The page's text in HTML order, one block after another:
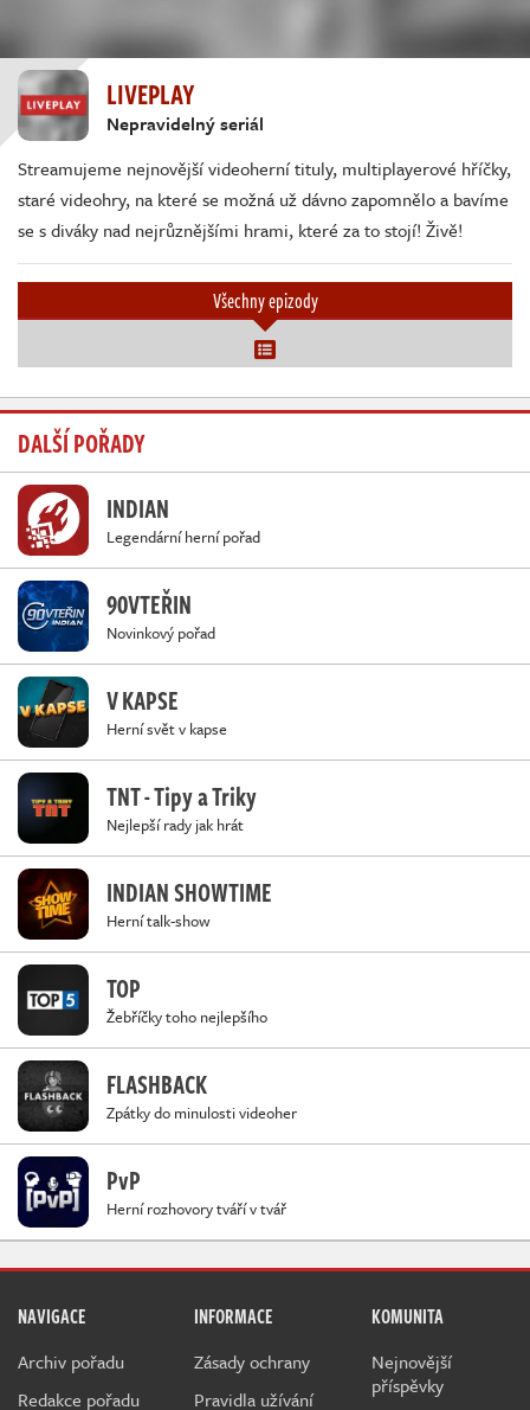
LIVEPLAY
Nepravidelný seriál
Streamujeme nejnovější videoherní tituly, multiplayerové hříčky,
staré videohry, na které se možná už dávno zapomnělo a bavíme
se s diváky nad nejrůznějšími hrami, které za to stojí! Živě!
Všechny epizody
DALŠÍ POŘADY
INDIAN
Legendární herní pořad
90VTEŘIN
Novinkový pořad
V KAPSE
Herní svět v kapse
TNT - Tipy a Triky
Nejlepší rady jak hrát
INDIAN SHOWTIME
Herní talk-show
TOP
Žebříčky toho nejlepšího
FLASHBACK
Zpátky do minulosti videoher
PvP
Herní rozhovory tváří v tvář
NAVIGACE
Archiv pořadu
Redakce pořadu
INFORMACE
Zásady ochrany
Pravidla užívání
KOMUNITA
Nejnovější
příspěvky